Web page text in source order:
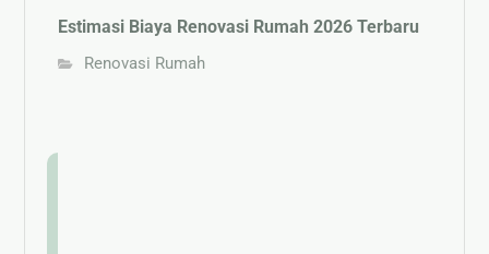
Estimasi Biaya Renovasi Rumah 2026 Terbaru
Renovasi Rumah